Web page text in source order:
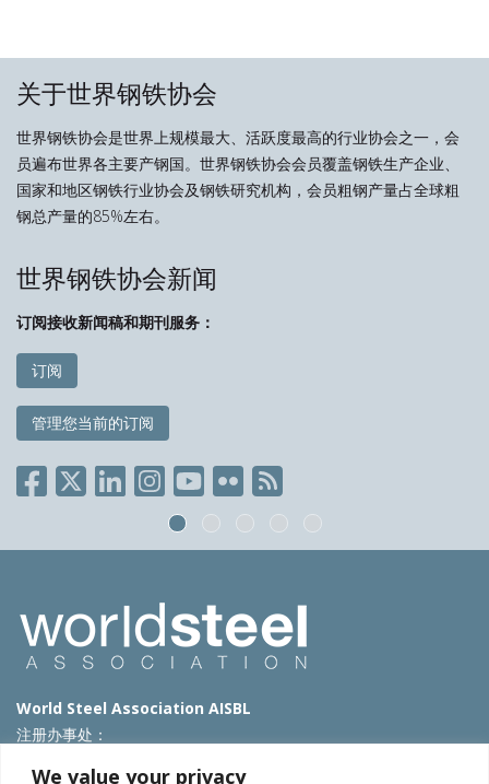
We value your privacy
关于世界钢铁协会
世界钢铁协会是世界上规模最大、活跃度最高的行业协会之一，会
员遍布世界各主要产钢国。世界钢铁协会会员覆盖钢铁生产企业、
国家和地区钢铁行业协会及钢铁研究机构，会员粗钢产量占全球粗
钢总产量的85%左右。
世界钢铁协会新闻
订阅接收新闻稿和期刊服务：
订阅
管理您当前的订阅
World Steel Association AISBL
注册办事处：